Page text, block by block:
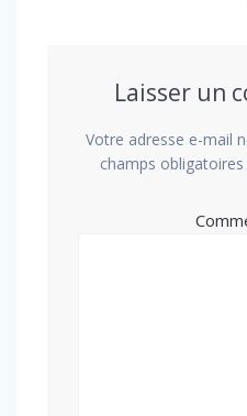
Laisser un
Votre adresse e-mail
champs